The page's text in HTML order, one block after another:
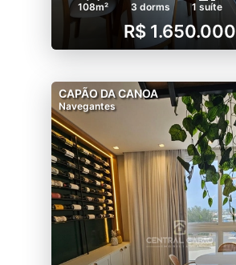
108m² 3 dorms 1 suíte
R$ 1.650.000
CAPÃO DA CANOA
Navegantes